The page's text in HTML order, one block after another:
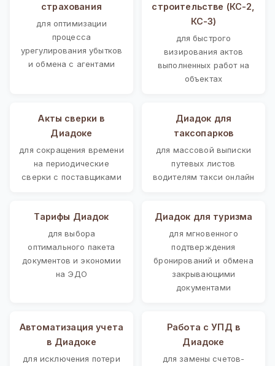
страхования
для оптимизации
процесса
урегулирования убытков
и обмена с агентами
строительстве (КС-2,
КС-3)
для быстрого
визирования актов
выполненных работ на
объектах
Акты сверки в
Диадоке
для сокращения времени
на периодические
сверки с поставщиками
Диадок для
таксопарков
для массовой выписки
путевых листов
водителям такси онлайн
Тарифы Диадок
для выбора
оптимального пакета
документов и экономии
на ЭДО
Диадок для туризма
для мгновенного
подтверждения
бронирований и обмена
закрывающими
документами
Автоматизация учета
в Диадоке
для исключения потери
Работа с УПД в
Диадоке
для замены счетов-